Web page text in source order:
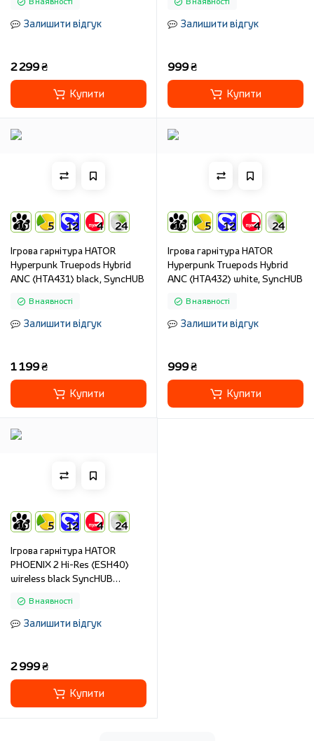
Залишити відгук
2 299 ₴
Купити
Залишити відгук
999 ₴
Купити
10 5 12 4 24
Ігрова гарнітура HATOR
Hyреrpunk Truepods Hybrid
ANC (HTA431) black, SyncHUB
В наявності
Залишити відгук
1 199 ₴
Купити
10 5 12 4 24
Ігрова гарнітура HATOR
Hyреrpunk Truepods Hybrid
ANC (HTA432) white, SyncHUB
В наявності
Залишити відгук
999 ₴
Купити
10 5 12 4 24
Ігрова гарнітура HATOR
PHOENIX 2 Hi-Res (ESH40)
wireless black SyncHUB
В наявності
Залишити відгук
2 999 ₴
Купити